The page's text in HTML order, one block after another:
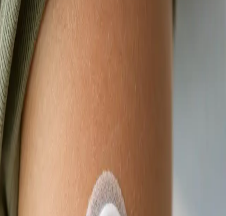
vaší zemi.
Od
Kč900
Délka
15 min
Zjistit více
Rezervovat konzultaci
Praktické
eNeschopenka online
Lékař registrovaný v ČLK posoudí vaše příznaky na videu a
vystaví eNeschopenku elektronicky, je-li to klinicky
odůvodněno. Termín ještě dnes.